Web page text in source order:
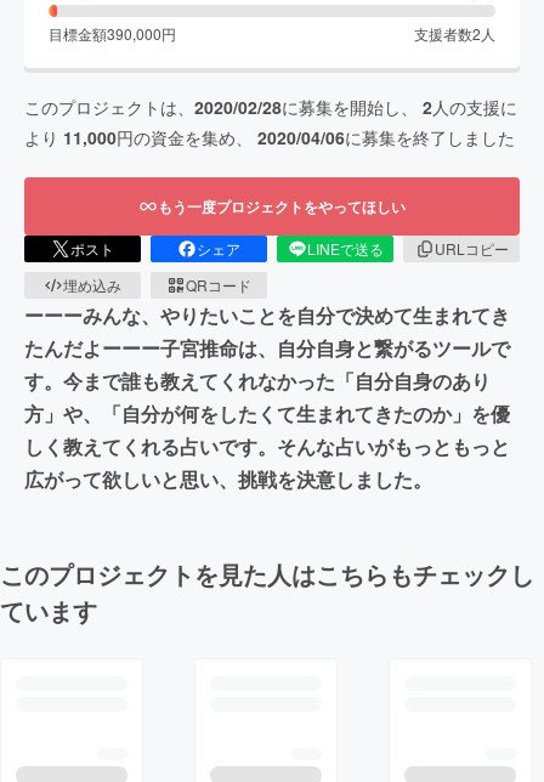
目標金額390,000円 支援者数2 人
このプロジェクトは、 2020/02/28に募集を開始し、 2人の支援に
より 11,000円の資金を集め、 2020/04/06に募集を終了しました
もう一度プロジェクトをやってほしい
ポスト シェア LINEで送る
URLコピー
埋め込み
QRコード
ーーーみんな、やりたいことを自分で決めて生まれてき
たんだよーーー子宮推命は、自分自身と繋がるツールで
す。今まで誰も教えてくれなかった「自分自身のあり
方」や、「自分が何をしたくて生まれてきたのか」を優
しく教えてくれる占いです。そんな占いがもっともっと
広がって欲しいと思い、挑戦を決意しました。
このプロジェクトを見た人はこちらもチェックし
ています